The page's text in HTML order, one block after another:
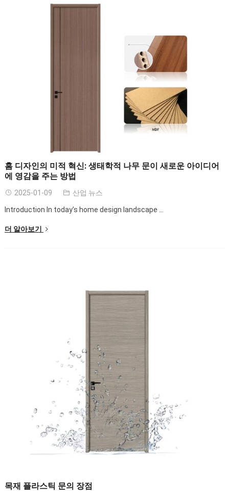
홈 디자인의 미적 혁신: 생태학적 나무 문이 새로운 아이디어
에 영감을 주는 방법
2025-01-09 산업 뉴스
Introduction In today’s home design landscape
더 알아보기
목재 플라스틱 문의 장점